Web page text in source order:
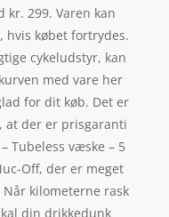
299. Varen kan
hvis købet fortrydes.
cykeludstyr, kan
med vare her
for dit køb. Det er
at der er prisgaranti
Tubeless væske – 5
Off, der er meget
kilometerne rask
din drikkedunk